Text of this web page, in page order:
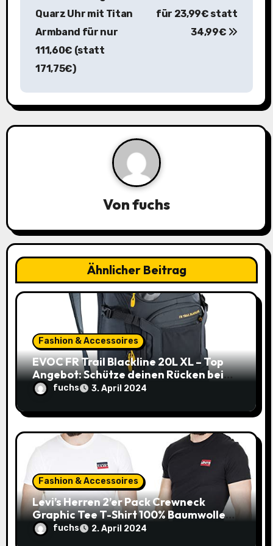
g
s
g
t
n
Quarz Uhr mit Titan
Armband für nur
111,60€ (statt
171,75€)
für 23,99€ statt
34,99€
Vonfuchs
Ähnlicher Beitrag
Fashion & Accessoires
EVOC FR Trail Blackline 20L XL – Top
Angebot: Schütze deinen Rücken beim
Biken zum unschlagbaren Preis!
fuchs 3. April 2024
Fashion & Accessoires
Levi’s Herren 2’er Pack Crewneck
Graphic Tee T-Shirt 100% Baumwolle
(Gr. XXS-XXL) – 20€ statt 36,19€!
fuchs 2. April 2024